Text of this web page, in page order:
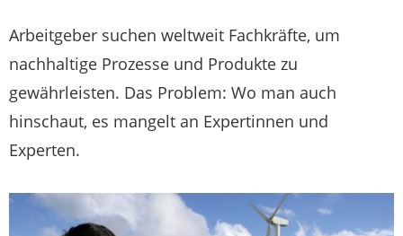
Arbeitgeber suchen weltweit Fachkräfte, um
nachhaltige Prozesse und Produkte zu
gewährleisten. Das Problem: Wo man auch
hinschaut, es mangelt an Expertinnen und
Experten.